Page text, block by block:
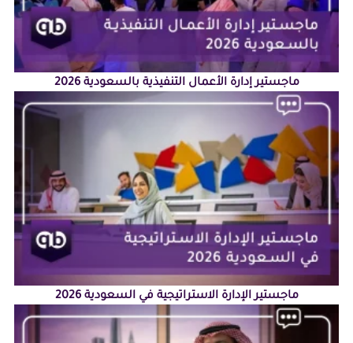
ماجستير إدارة الأعمال التنفيذية بالسعودية 2026
ماجستير الإدارة الاستراتيجية في السعودية 2026